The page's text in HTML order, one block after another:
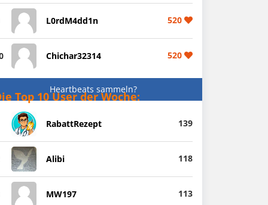
L0rdM4dd1n 520
Chichar32314 520
Heartbeats sammeln?
Top 10 User der Woche:
RabattRezept 139
Alibi 118
MW197 113